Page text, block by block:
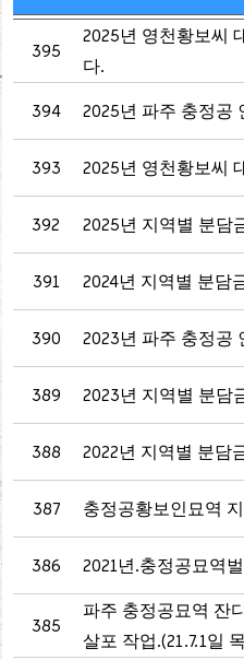
395
2025년 영천황보씨
다.
394
2025년 파주 충정공
393 2025년 영천황보씨
392 2025년 지역별 분담
391 2024년 지역별 분담
390 2023년 파주 충정공
389 2023년 지역별 분담
388 2022년 지역별 분담
387 충정공황보인묘역
386 2021년.충정공묘역
385
파주 충정공묘역 잔
살포 작업.(21.7.1일